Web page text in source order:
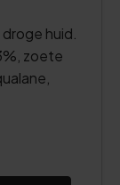
huid.
zoete